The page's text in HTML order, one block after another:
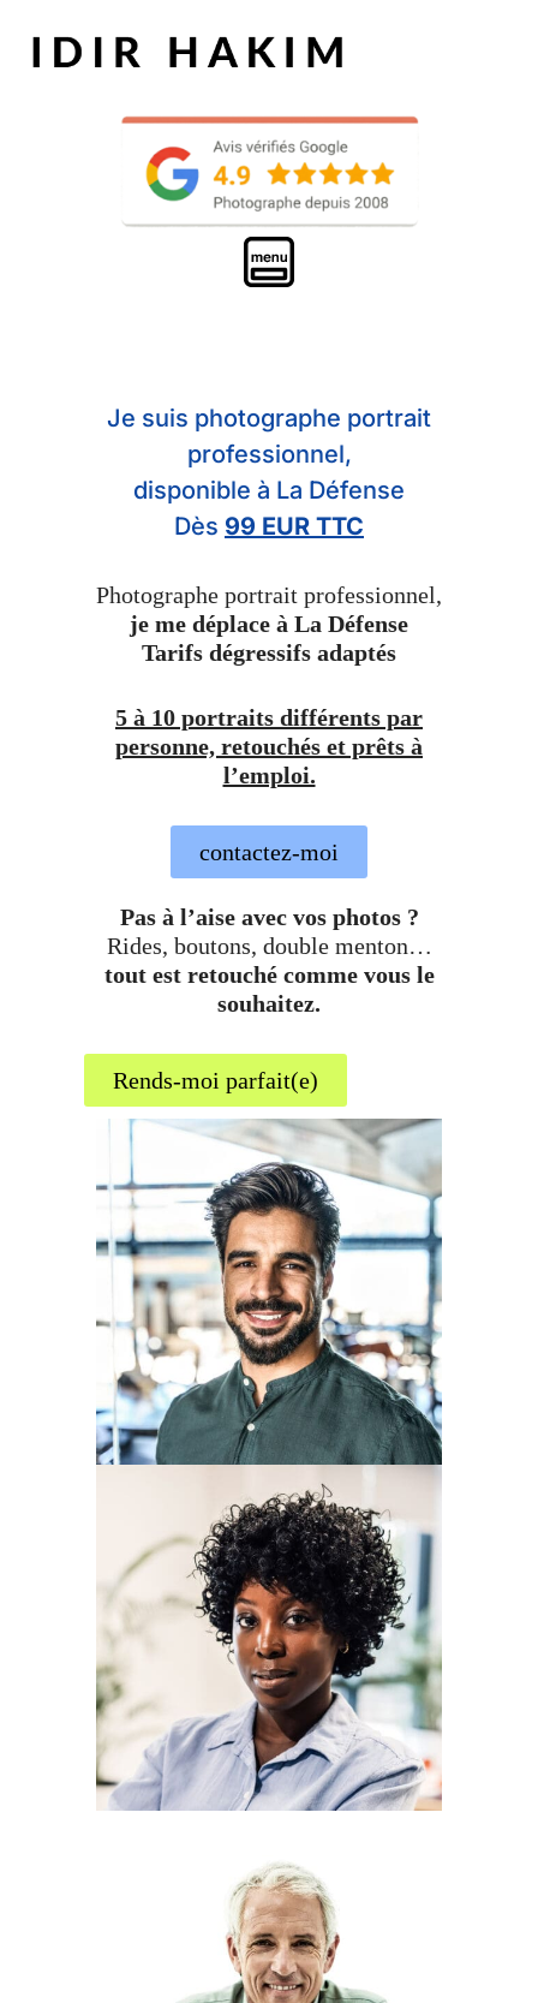
Je suis photographe portrait
professionnel,
disponible à La Défense
Dès 99 EUR TTC
Photographe portrait professionnel,
je me déplace à La Défense
Tarifs dégressifs adaptés
5 à 10 portraits différents par
personne, retouchés et prêts à
l’emploi.
contactez-moi
Pas à l’aise avec vos photos ?
Rides, boutons, double menton…
tout est retouché comme vous le
souhaitez.
Rends-moi parfait(e)